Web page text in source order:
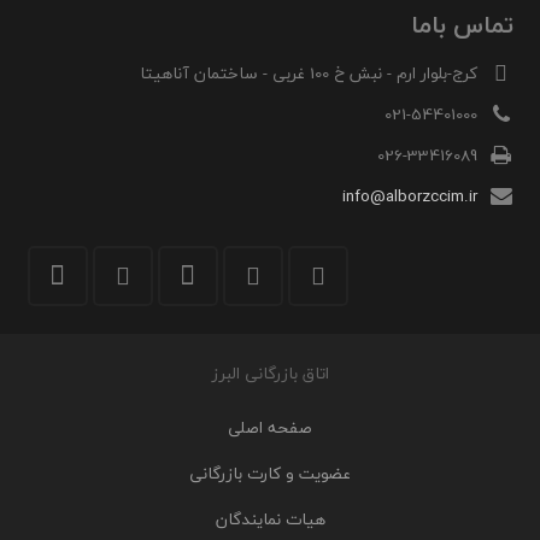
تماس باما
کرج-بلوار ارم - نبش خ 100 غربی - ساختمان آناهیتا
021-54401000
026-33416089
info@alborzccim.ir
اتاق بازرگانی البرز
صفحه اصلی
عضویت و کارت بازرگانی
هیات نمایندگان